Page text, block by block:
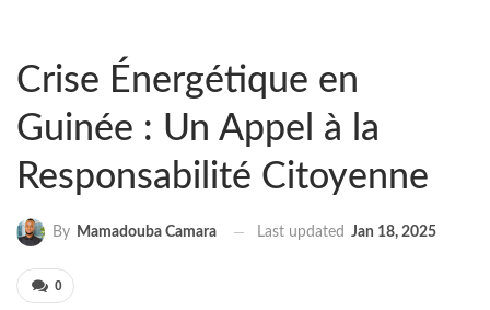
Crise Énergétique en
Guinée : Un Appel à la
Responsabilité Citoyenne
By Mamadouba Camara Last updated Jan 18, 2025
0